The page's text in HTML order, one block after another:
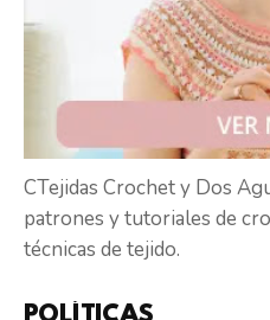
CTejidas Crochet y Dos
patrones y tutoriales de
técnicas de tejido.